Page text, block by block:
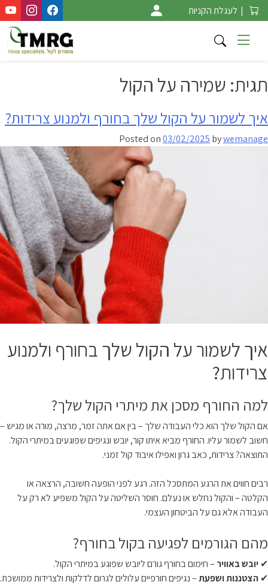
Skip
to
content
| לעגלת הקניות
תגית: שמירה על הקול
איך לשמור על הקול שלך בחורף ולמנוע צרידות?
Posted on03/02/2025 bywemanage
איך לשמור על הקול שלך בחורף ולמנוע
צרידות?
למה החורף מסכן את מיתרי הקול שלך?
אם הקול שלך הוא כלי העבודה שלך – בין אם אתה זמר, מרצה, מורה או מגיש –
חשוב לשמור עליו. החורף מביא איתו קור, יובש ונגיפים שפוגעים במיתרי הקול.
התוצאה? צרידות, כאב גרון ואפילו איבוד קול זמני.
רבים חווים את הרגע המתסכל הזה. רגע לפני הופעה חשובה, הרצאה או
הקלטה – והקול נחלש או נעלם. חוסר השליטה על הקול משפיע לא רק על
העבודה אלא גם על הביטחון העצמי.
מהם הגורמים לפגיעה בקול בחורף?
✔ יובש באוויר – חימום בחורף גורם ליובש שפוגע במיתרי הקול.
✔ הצטננות ושפעת– נגיפים חורפיים עלולים לגרום לדלקות ולצרידות ממושכת.